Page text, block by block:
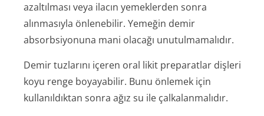
azaltılması veya ilacın yemeklerden sonra
alınmasıyla önlenebilir. Yemeğin demir
absorbsiyonuna mani olacağı unutulmamalıdır.
Demir tuzlarını içeren oral likit preparatlar dişleri
koyu renge boyayabilir. Bunu önlemek için
kullanıldıktan sonra ağız su ile çalkalanmalıdır.